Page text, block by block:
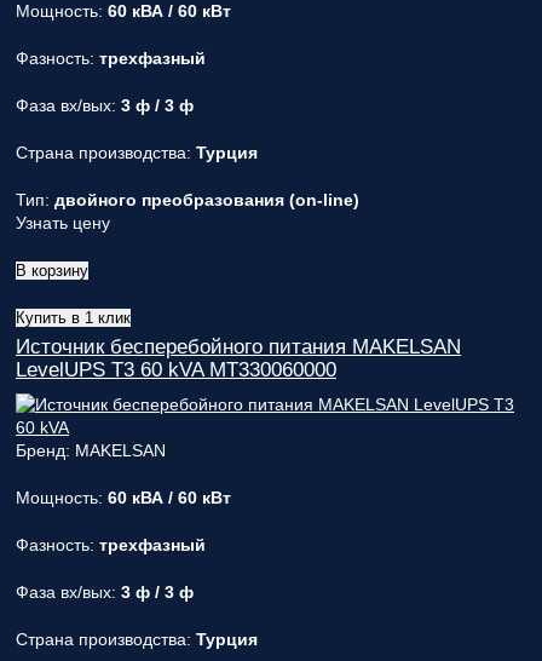
Мощность: 60 кВА / 60 кВт
Фазность: трехфазный
Фаза вх/вых: 3 ф / 3 ф
Страна производства: Турция
Тип: двойного преобразования (on-line)
Узнать цену
В корзину
Купить в 1 клик
Источник бесперебойного питания MAKELSAN
LevelUPS T3 60 kVA MT330060000
Бренд: MAKELSAN
Мощность: 60 кВА / 60 кВт
Фазность: трехфазный
Фаза вх/вых: 3 ф / 3 ф
Страна производства: Турция